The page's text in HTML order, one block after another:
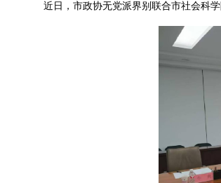
近日，市政协无党派界别联合市社会科学